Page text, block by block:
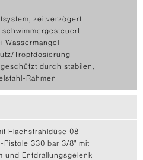
zeitverzögert
schwimmergesteuert
Wassermangel
Tropfdosierung
durch stabilen,
Rahmen
Flachstrahldüse 08
330 bar 3/8" mit
und Entdrallungsgelenk